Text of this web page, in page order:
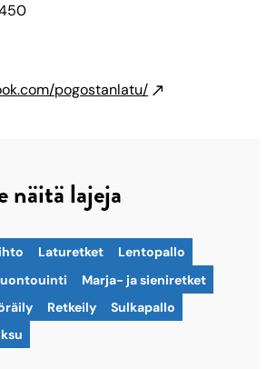
pogostanlatu/
näitä lajeja
Laturetket
Lentopallo
Marja- ja sieniretket
Retkeily
Sulkapallo